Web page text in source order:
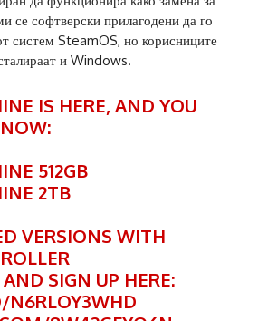
се софтверски прилагодени да го
систем SteamOS, но корисниците
и Windows.
IS HERE, AND YOU
512GB
2TB
VERSIONS WITH
SIGN UP HERE:
N6RLOY3WHD